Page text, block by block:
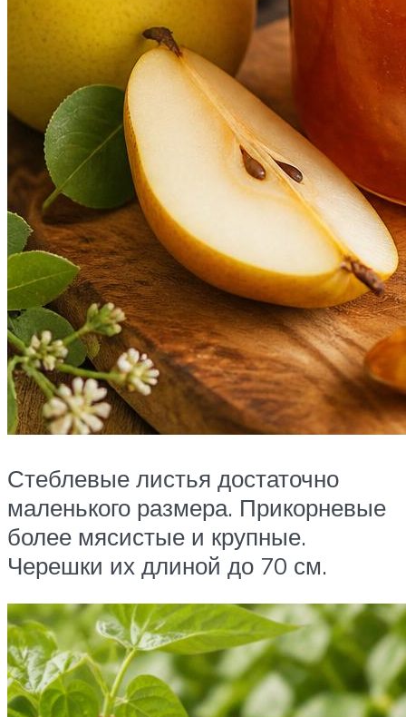
Стеблевые листья достаточно
маленького размера. Прикорневые
более мясистые и крупные.
Черешки их длиной до 70 см.